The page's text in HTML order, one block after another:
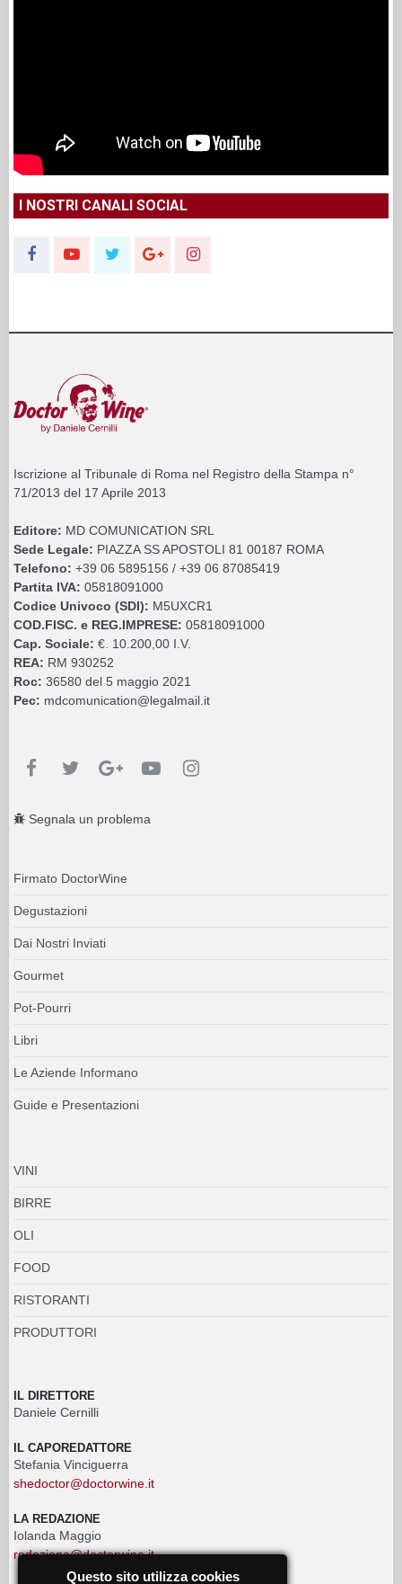
I NOSTRI CANALI SOCIAL
Iscrizione al Tribunale di Roma nel Registro della Stampa n°
71/2013 del 17 Aprile 2013
Editore: MD COMUNICATION SRL
Sede Legale: PIAZZA SS APOSTOLI 81 00187 ROMA
Telefono: +39 06 5895156 / +39 06 87085419
Partita IVA: 05818091000
Codice Univoco (SDI): M5UXCR1
COD.FISC. e REG.IMPRESE: 05818091000
Cap. Sociale: €. 10.200,00 I.V.
REA: RM 930252
Roc: 36580 del 5 maggio 2021
Pec: mdcomunication@legalmail.it
Segnala un problema
Firmato DoctorWine
Degustazioni
Dai Nostri Inviati
Gourmet
Pot-Pourri
Libri
Le Aziende Informano
Guide e Presentazioni
VINI
BIRRE
OLI
FOOD
RISTORANTI
PRODUTTORI
IL DIRETTORE
Daniele Cernilli
IL CAPOREDATTORE
Stefania Vinciguerra
shedoctor@doctorwine.it
LA REDAZIONE
Iolanda Maggio
redazione@doctorwine.it
Questo sito utilizza cookies